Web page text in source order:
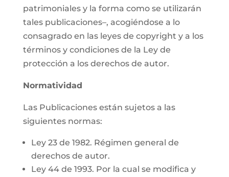
patrimoniales y la forma como se utilizarán
tales publicaciones–, acogiéndose a lo
consagrado en las leyes de copyright y a los
términos y condiciones de la Ley de
protección a los derechos de autor.
Normatividad
Las Publicaciones están sujetos a las
siguientes normas:
Ley 23 de 1982. Régimen general de
derechos de autor.
Ley 44 de 1993. Por la cual se modifica y